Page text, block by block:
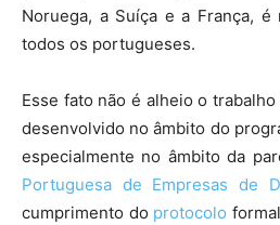
Noruega, a Suíça e a França,
todos os portugueses.
Esse fato não é alheio o
desenvolvido no âmbito do
especialmente no âmbito da
Portuguesa de Empresas de
cumprimento do protocolo